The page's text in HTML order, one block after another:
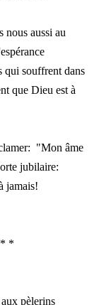
aussi au
qui souffrent dans
que Dieu est à
"Mon âme
jubilaire:
jamais!
pèlerins